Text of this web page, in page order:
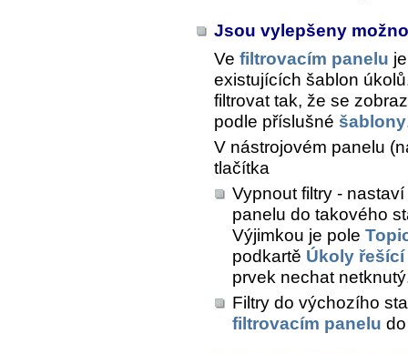
Jsou vylepšeny
Ve filtrovacím panelu
existujících šablon
filtrovat tak, že se
podle příslušné šablony
V nástrojovém panelu
tlačítka
Vypnout filtry -
panelu do takového
Výjimkou je pole
podkartě Úkoly
prvek nechat
Filtry do výchozího
filtrovacím panelu